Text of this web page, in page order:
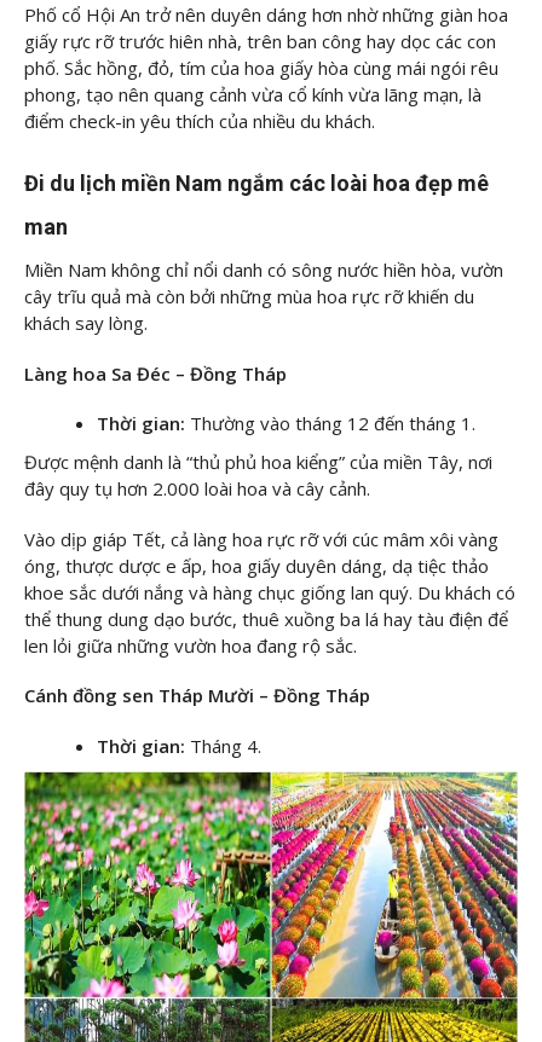
Phố cổ Hội An trở nên duyên dáng hơn nhờ những giàn hoa
giấy rực rỡ trước hiên nhà, trên ban công hay dọc các con
phố. Sắc hồng, đỏ, tím của hoa giấy hòa cùng mái ngói rêu
phong, tạo nên quang cảnh vừa cổ kính vừa lãng mạn, là
điểm check-in yêu thích của nhiều du khách.
Đi du lịch miền Nam ngắm các loài hoa đẹp mê
man
Miền Nam không chỉ nổi danh có sông nước hiền hòa, vườn
cây trĩu quả mà còn bởi những mùa hoa rực rỡ khiến du
khách say lòng.
Làng hoa Sa Đéc – Đồng Tháp
Thời gian: Thường vào tháng 12 đến tháng 1.
Được mệnh danh là “thủ phủ hoa kiểng” của miền Tây, nơi
đây quy tụ hơn 2.000 loài hoa và cây cảnh.
Vào dịp giáp Tết, cả làng hoa rực rỡ với cúc mâm xôi vàng
óng, thược dược e ấp, hoa giấy duyên dáng, dạ tiệc thảo
khoe sắc dưới nắng và hàng chục giống lan quý. Du khách có
thể thung dung dạo bước, thuê xuồng ba lá hay tàu điện để
len lỏi giữa những vườn hoa đang rộ sắc.
Cánh đồng sen Tháp Mười – Đồng Tháp
Thời gian: Tháng 4.